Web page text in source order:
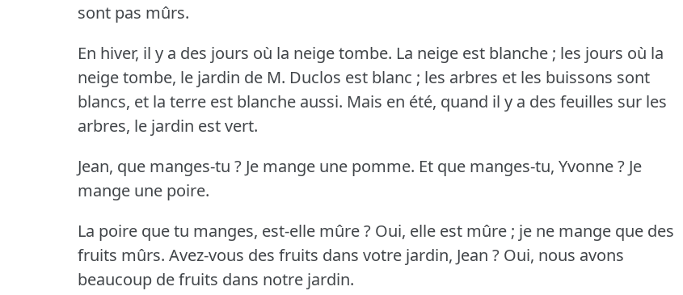
sont pas mûrs.
En hiver, il y a des jours où la neige tombe. La neige est blanche ; les jours où la
neige tombe, le jardin de M. Duclos est blanc ; les arbres et les buissons sont
blancs, et la terre est blanche aussi. Mais en été, quand il y a des feuilles sur les
arbres, le jardin est vert.
Jean, que manges-tu ? Je mange une pomme. Et que manges-tu, Yvonne ? Je
mange une poire.
La poire que tu manges, est-elle mûre ? Oui, elle est mûre ; je ne mange que des
fruits mûrs. Avez-vous des fruits dans votre jardin, Jean ? Oui, nous avons
beaucoup de fruits dans notre jardin.